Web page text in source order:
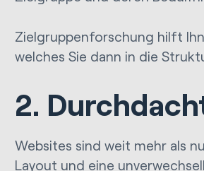
Zielgruppenforschung hilft
welches Sie dann in die
2.
Websites sind weit mehr als
Layout und eine